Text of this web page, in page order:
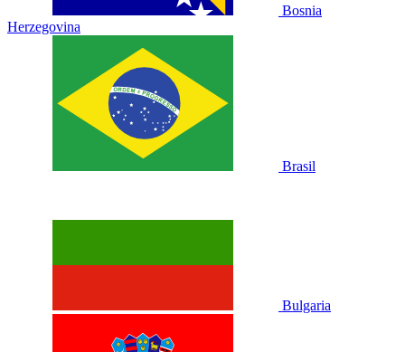
Bosnia
Herzegovina
Brasil
Bulgaria